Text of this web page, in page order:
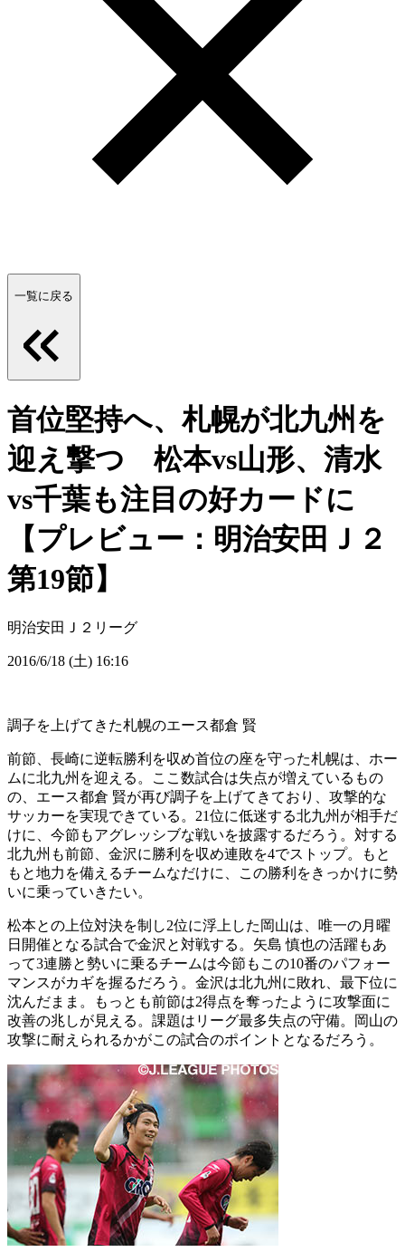
一覧に戻る
首位堅持へ、札幌が北九州を
迎え撃つ 松本vs山形、清水
vs千葉も注目の好カードに
【プレビュー：明治安田Ｊ２
第19節】
明治安田Ｊ２リーグ
2016/6/18 (土) 16:16
調子を上げてきた札幌のエース都倉 賢
前節、長崎に逆転勝利を収め首位の座を守った札幌は、ホー
ムに北九州を迎える。ここ数試合は失点が増えているもの
の、エース都倉 賢が再び調子を上げてきており、攻撃的な
サッカーを実現できている。21位に低迷する北九州が相手だ
けに、今節もアグレッシブな戦いを披露するだろう。対する
北九州も前節、金沢に勝利を収め連敗を4でストップ。もと
もと地力を備えるチームなだけに、この勝利をきっかけに勢
いに乗っていきたい。
松本との上位対決を制し2位に浮上した岡山は、唯一の月曜
日開催となる試合で金沢と対戦する。矢島 慎也の活躍もあ
って3連勝と勢いに乗るチームは今節もこの10番のパフォー
マンスがカギを握るだろう。金沢は北九州に敗れ、最下位に
沈んだまま。もっとも前節は2得点を奪ったように攻撃面に
改善の兆しが見える。課題はリーグ最多失点の守備。岡山の
攻撃に耐えられるかがこの試合のポイントとなるだろう。